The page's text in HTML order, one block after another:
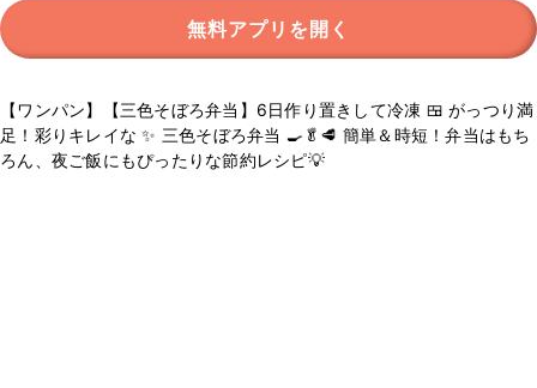
無料アプリを開く
【ワンパン】【三色そぼろ弁当】6日作り置きして冷凍 🍱 がっつり満
足！彩りキレイな ✨ 三色そぼろ弁当 🍳🥬🥩 簡単＆時短！弁当はもち
ろん、夜ご飯にもぴったりな節約レシピ💡